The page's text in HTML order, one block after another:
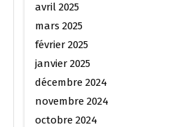
avril 2025
mars 2025
février 2025
janvier 2025
décembre 2024
novembre 2024
octobre 2024